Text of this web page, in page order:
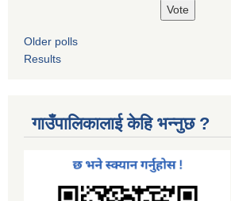
Older polls
Results
गाउँपालिकालाई केहि भन्नुछ ?